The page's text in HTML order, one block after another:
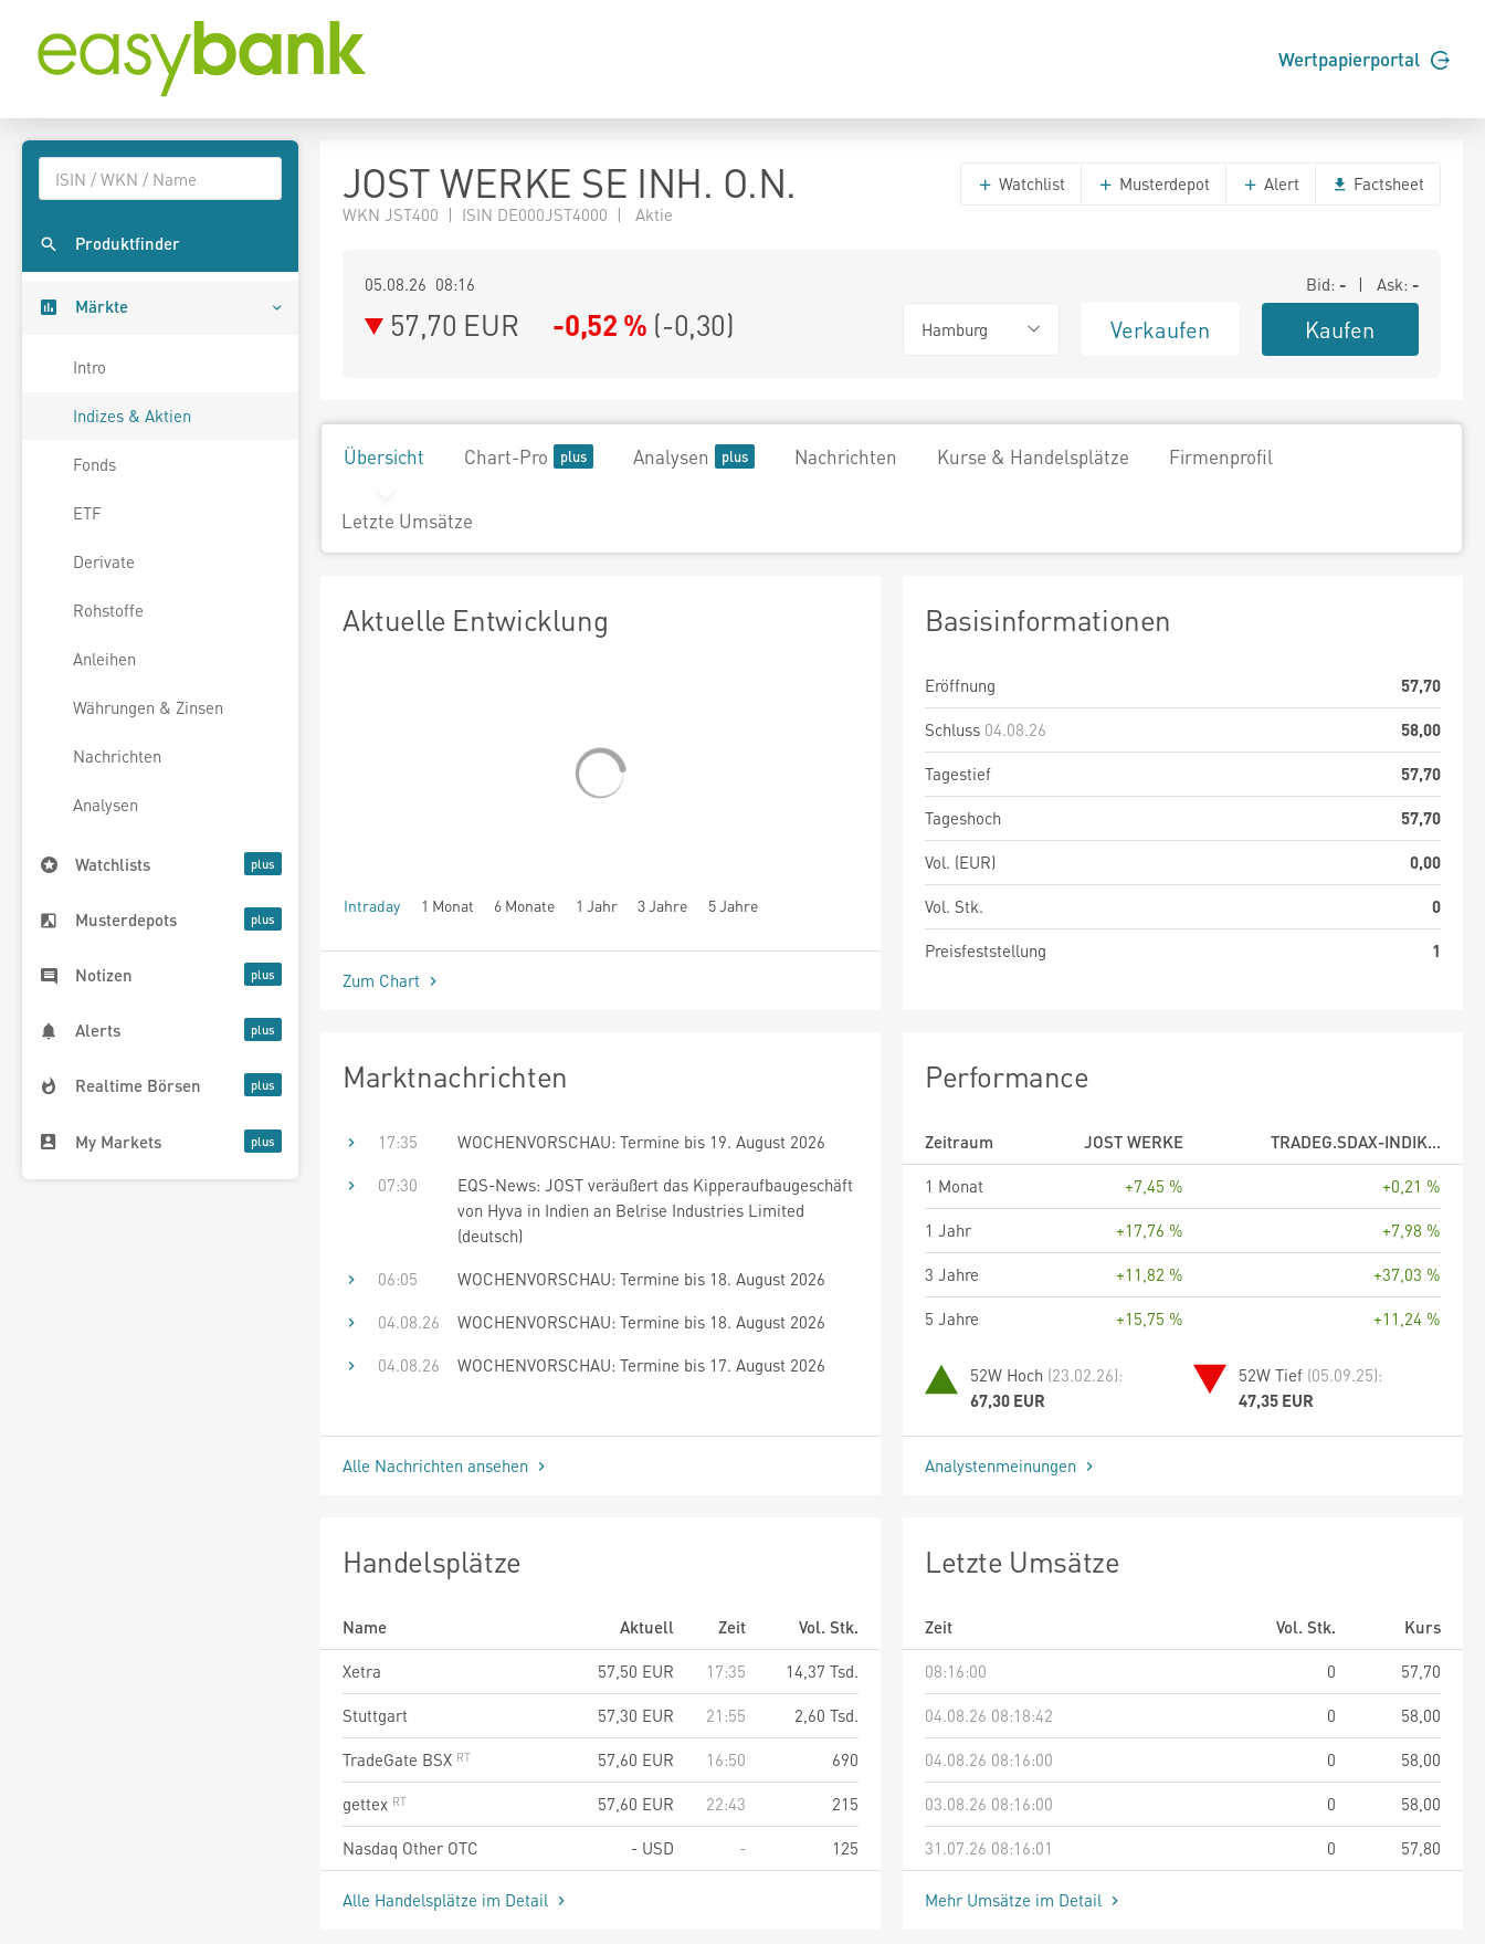
Wertpapierportal
Produktfinder
Märkte
Intro
Indizes & Aktien
Fonds
ETF
Derivate
Rohstoffe
Anleihen
Währungen & Zinsen
Nachrichten
Analysen
Watchlists
Musterdepots
Notizen
Alerts
Realtime Börsen
My Markets
JOST WERKE SE INH. O.N.
WKN JST400 | ISIN DE000JST4000 | Aktie
Watchlist Musterdepot Alert Factsheet
05.08.26 08:16 Bid: - | Ask: -
57,70 EUR -0,52 % (-0,30) Hamburg Verkaufen Kaufen
Übersicht Chart-Pro Analysen Nachrichten Kurse & Handelsplätze Firmenprofil
Letzte Umsätze
Aktuelle Entwicklung
Intraday 1 Monat 6 Monate 1 Jahr 3 Jahre 5 Jahre
seit Beginn
Zum Chart
Basisinformationen
Eröffnung
57,70
Schluss 04.08.26
58,00
Tagestief
57,70
Tageshoch
57,70
Vol. (EUR)
0,00
Vol. Stk.
0
Preisfeststellung
1
Marktnachrichten
17:35
WOCHENVORSCHAU: Termine bis 19. August 2026
07:30
EQS-News: JOST veräußert das Kipperaufbaugeschäft
von Hyva in Indien an Belrise Industries Limited
(deutsch)
06:05
WOCHENVORSCHAU: Termine bis 18. August 2026
04.08.26
WOCHENVORSCHAU: Termine bis 18. August 2026
04.08.26
WOCHENVORSCHAU: Termine bis 17. August 2026
Alle Nachrichten ansehen
Performance
Zeitraum JOST WERKE
TRADEG.SDAX-INDIK...
1 Monat
+7,45 %
+0,21 %
1 Jahr
+17,76 %
+7,98 %
3 Jahre
+11,82 %
+37,03 %
5 Jahre
+15,75 % +11,24 %
52W Hoch (23.02.26):
67,30 EUR
52W Tief (05.09.25):
47,35 EUR
Analystenmeinungen
Handelsplätze
Name Aktuell Zeit
Vol. Stk.
Xetra
57,50 EUR 17:35
14,37 Tsd.
Stuttgart
57,30 EUR 21:55
2,60 Tsd.
TradeGate BSX
57,60 EUR 16:50
690
gettex
57,60 EUR 22:43
215
Nasdaq Other OTC
- USD - 125
Alle Handelsplätze im Detail
Letzte Umsätze
Zeit Vol. Stk.
Kurs
08:16:00
0
57,70
04.08.26 08:18:42
0
58,00
04.08.26 08:16:00
0
58,00
03.08.26 08:16:00
0
58,00
31.07.26 08:16:01
0 57,80
Mehr Umsätze im Detail